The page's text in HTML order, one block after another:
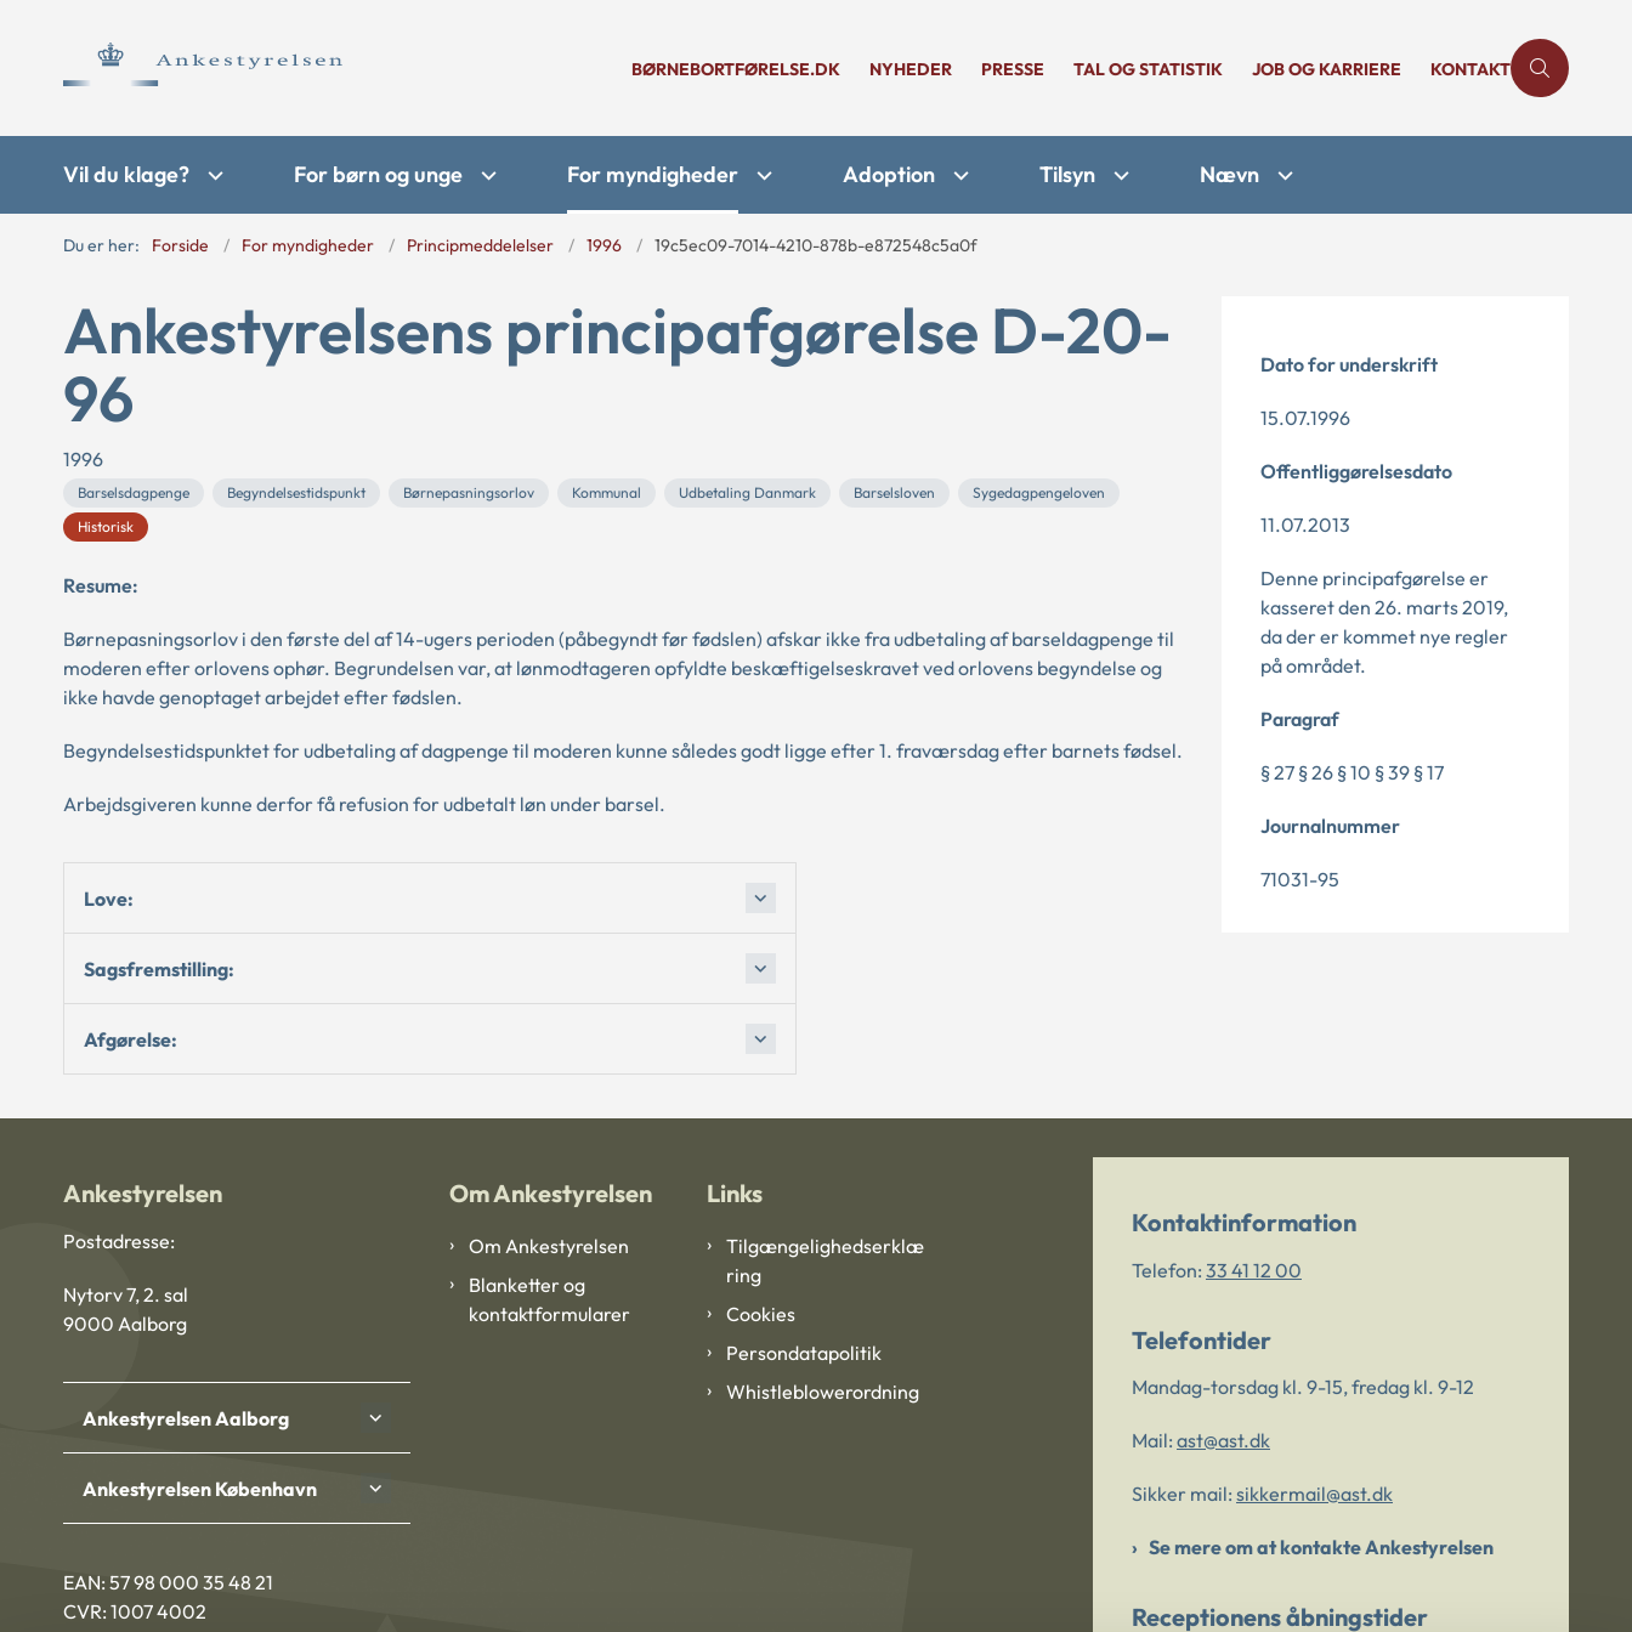
BØRNEBORTFØRELSE.DK NYHEDER PRESSE TAL OG STATISTIK JOB OG KARRIERE KONTAKT
Vil du klage? For børn og unge For myndigheder Adoption Tilsyn Nævn
Du er her: Forside For myndigheder Principmeddelelser 1996 19c5ec09-7014-4210-878b-e872548c5a0f
Ankestyrelsens principafgørelse D-20-
96
1996
Barselsdagpenge Begyndelsestidspunkt Børnepasningsorlov Kommunal Udbetaling Danmark Barselsloven
Sygedagpengeloven
Historisk
Resume:
Børnepasningsorlov i den første del af 14-ugers perioden (påbegyndt før fødslen) afskar ikke fra udbetaling af barseldagpenge til
moderen efter orlovens ophør. Begrundelsen var, at lønmodtageren opfyldte beskæftigelseskravet ved orlovens begyndelse og
ikke havde genoptaget arbejdet efter fødslen.
Begyndelsestidspunktet for udbetaling af dagpenge til moderen kunne således godt ligge efter 1. fraværsdag efter barnets fødsel.
Arbejdsgiveren kunne derfor få refusion for udbetalt løn under barsel.
Love:
Sagsfremstilling:
Afgørelse:
Dato for underskrift
15.07.1996
Offentliggørelsesdato
11.07.2013
Denne principafgørelse er
kasseret den 26. marts 2019,
da der er kommet nye regler
på området.
Paragraf
§ 27 § 26 § 10 § 39 § 17
Journalnummer
71031-95
Ankestyrelsen
Postadresse:
Nytorv 7, 2. sal
9000 Aalborg
Ankestyrelsen Aalborg
Ankestyrelsen København
EAN: 57 98 000 35 48 21
CVR: 1007 4002
Om Ankestyrelsen
Om Ankestyrelsen
Blanketter og
kontaktformularer
Links
Tilgængelighedserklæ
ring
Cookies
Persondatapolitik
Whistleblowerordning
Kontaktinformation
Telefon: 33 41 12 00
Telefontider
Mandag-torsdag kl. 9-15, fredag kl. 9-12
Mail: ast@ast.dk
Sikker mail: sikkermail@ast.dk
Se mere om at kontakte Ankestyrelsen
Receptionens åbningstider